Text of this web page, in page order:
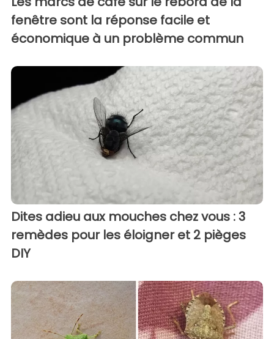
fenêtre sont la réponse facile et
économique à un problème commun
Dites adieu aux mouches chez vous : 3
remèdes pour les éloigner et 2 pièges
DIY